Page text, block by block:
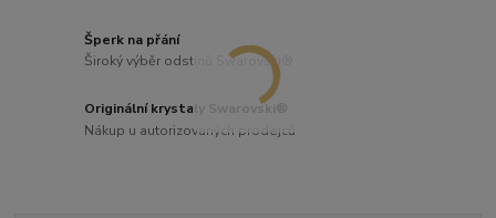
Šperk na přání
Široký výběr odstínů Swarovski®
Originální krystaly Swarovski®
Nákup u autorizovaných prodejců